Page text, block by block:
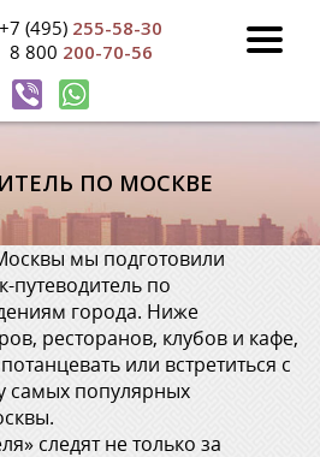
+7 (495) 255-58-30
8 800 200-70-56
ПО МОСКВЕ
мы подготовили
по
города. Ниже
ресторанов, клубов и кафе,
или встретиться с
самых популярных
следят не только за